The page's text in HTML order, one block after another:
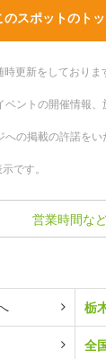
のスポットのト
更新をしており
ントの開催情報
の掲載の許諾を
です。
営業時間な
栃
全